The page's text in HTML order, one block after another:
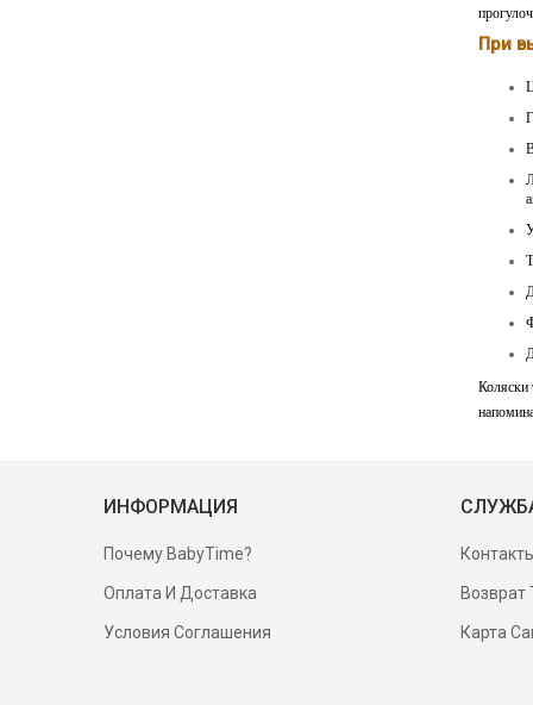
При
Коляски
ИНФОРМАЦИЯ
Почему BabyTime?
Оплата И Доставка
Условия Соглашения
Возврат
Карта